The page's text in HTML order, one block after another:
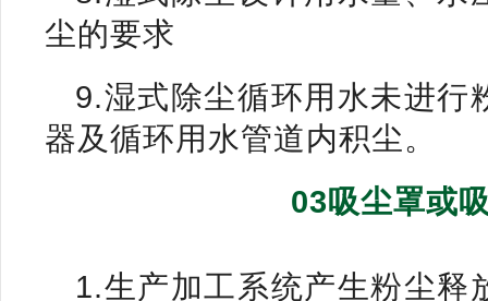
尘的要求
9.湿式除尘循环用水未进行
器及循环用水管道内积尘。
03吸尘罩或
1.生产加工系统产生粉尘释